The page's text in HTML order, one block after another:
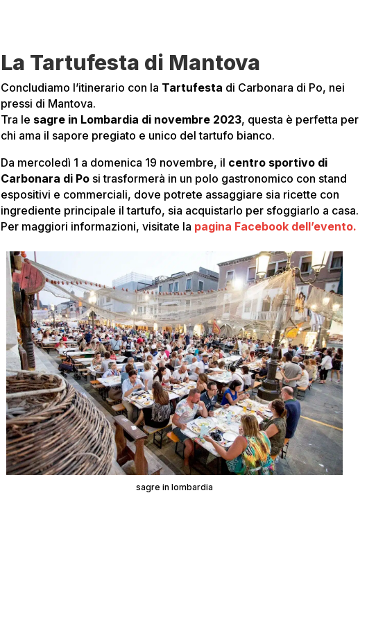
La Tartufesta di Mantova
Concludiamo l’itinerario con la Tartufesta di Carbonara di Po, nei
pressi di Mantova.
Tra le sagre in Lombardia di novembre 2023, questa è perfetta per
chi ama il sapore pregiato e unico del tartufo bianco.
Da mercoledì 1 a domenica 19 novembre, il centro sportivo di
Carbonara di Po si trasformerà in un polo gastronomico con stand
espositivi e commerciali, dove potrete assaggiare sia ricette con
ingrediente principale il tartufo, sia acquistarlo per sfoggiarlo a casa.
Per maggiori informazioni, visitate la pagina Facebook dell’evento.
sagre in lombardia